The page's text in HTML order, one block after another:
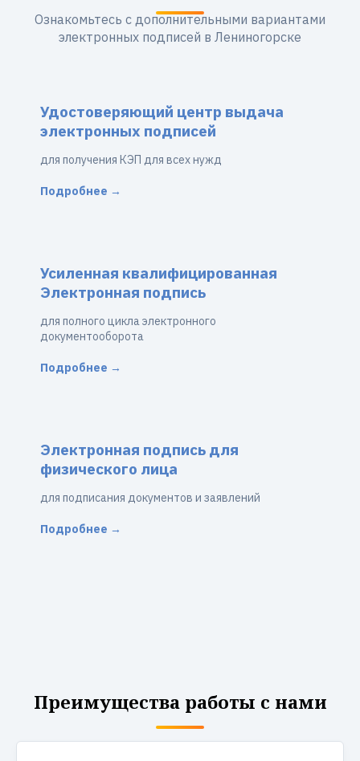
Ознакомьтесь с дополнительными вариантами
электронных подписей в Лениногорске
Удостоверяющий центр выдача
электронных подписей
для получения КЭП для всех нужд
Подробнее →
Усиленная квалифицированная
Электронная подпись
для полного цикла электронного
документооборота
Подробнее →
Электронная подпись для
физического лица
для подписания документов и заявлений
Подробнее →
Преимущества работы с нами